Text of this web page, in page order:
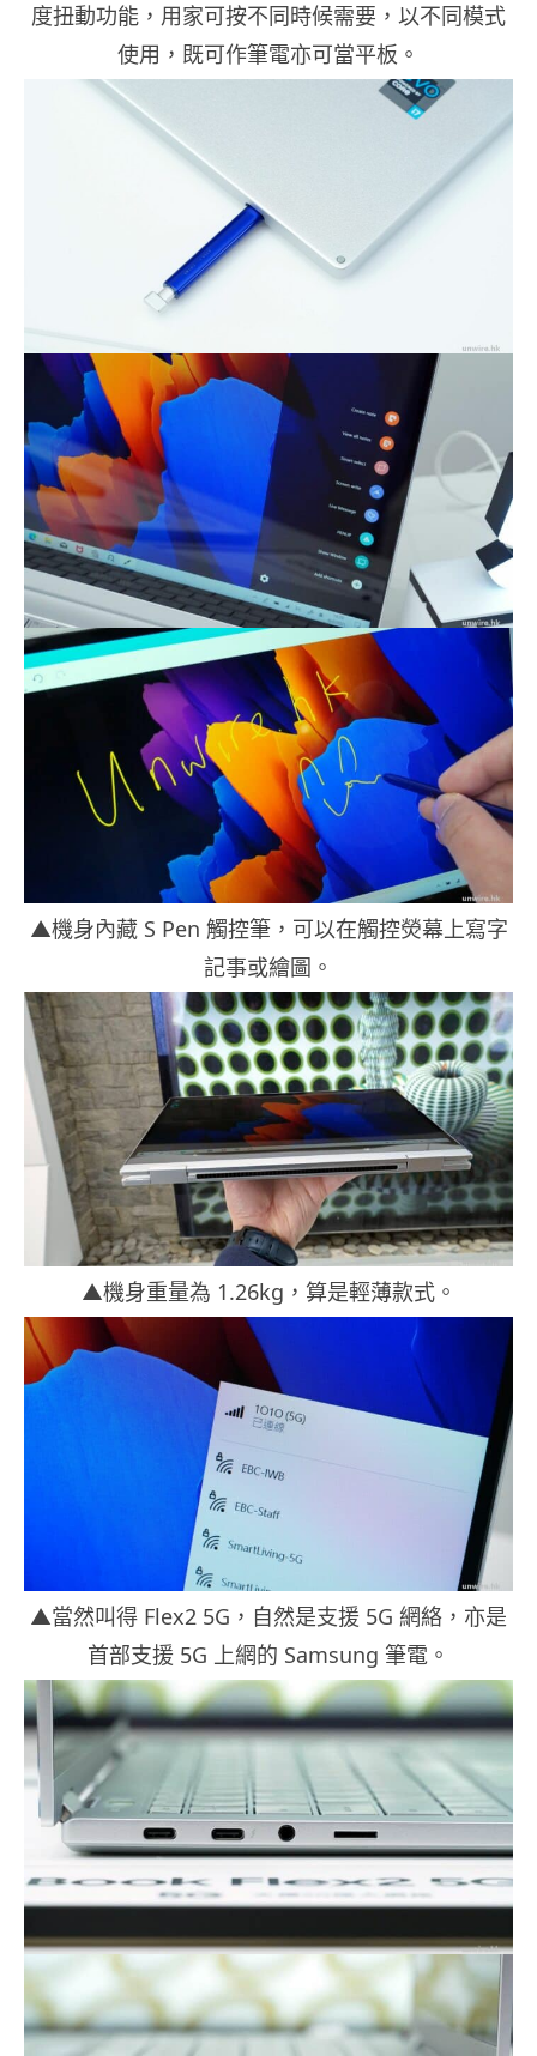
度扭動功能，用家可按不同時候需要，以不同模式
使用，既可作筆電亦可當平板。
▲機身內藏 S Pen 觸控筆，可以在觸控熒幕上寫字
記事或繪圖。
▲機身重量為 1.26kg，算是輕薄款式。
▲當然叫得 Flex2 5G，自然是支援 5G 網絡，亦是
首部支援 5G 上網的 Samsung 筆電。